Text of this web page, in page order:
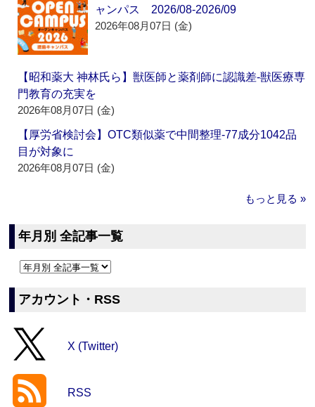
ャンパス 2026/08-2026/09
2026年08月07日 (金)
【昭和薬大 神林氏ら】獣医師と薬剤師に認識差‐獣医療専
門教育の充実を
2026年08月07日 (金)
【厚労省検討会】OTC類似薬で中間整理‐77成分1042品
目が対象に
2026年08月07日 (金)
もっと見る »
年月別 全記事一覧
アカウント・RSS
X (Twitter)
RSS